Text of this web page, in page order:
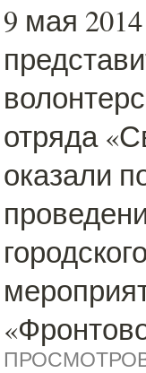
9 мая 2014
отряда
оказали